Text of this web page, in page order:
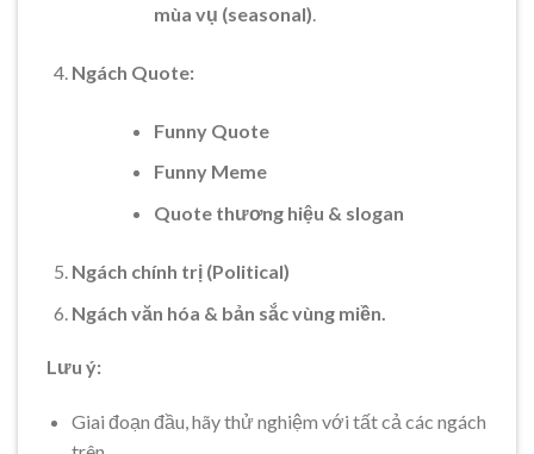
mùa vụ (seasonal)
Ngách Quote:
Funny Quote
Funny Meme
Quote thương hiệu & slogan
Ngách chính trị (Political)
Ngách văn hóa & bản sắc vùng miền.
Lưu ý:
Giai đoạn đầu, hãy thử nghiệm với tất cả các ngách